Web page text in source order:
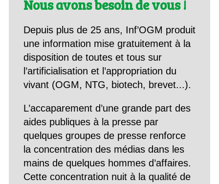
Nous avons besoin de vous !
Depuis plus de 25 ans, Inf’OGM produit
une information mise gratuitement à la
disposition de toutes et tous sur
l’artificialisation et l’appropriation du
vivant (OGM, NTG, biotech, brevet...).
L’accaparement d’une grande part des
aides publiques à la presse par
quelques groupes de presse renforce
la concentration des médias dans les
mains de quelques hommes d’affaires.
Cette concentration nuit à la qualité de